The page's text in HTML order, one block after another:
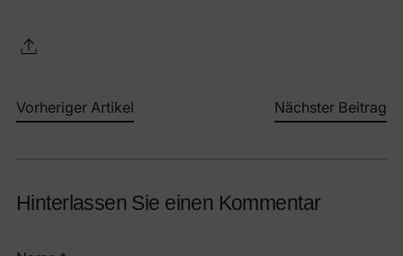
Vorheriger Artikel Nächster Beitrag
Hinterlassen Sie einen Kommentar